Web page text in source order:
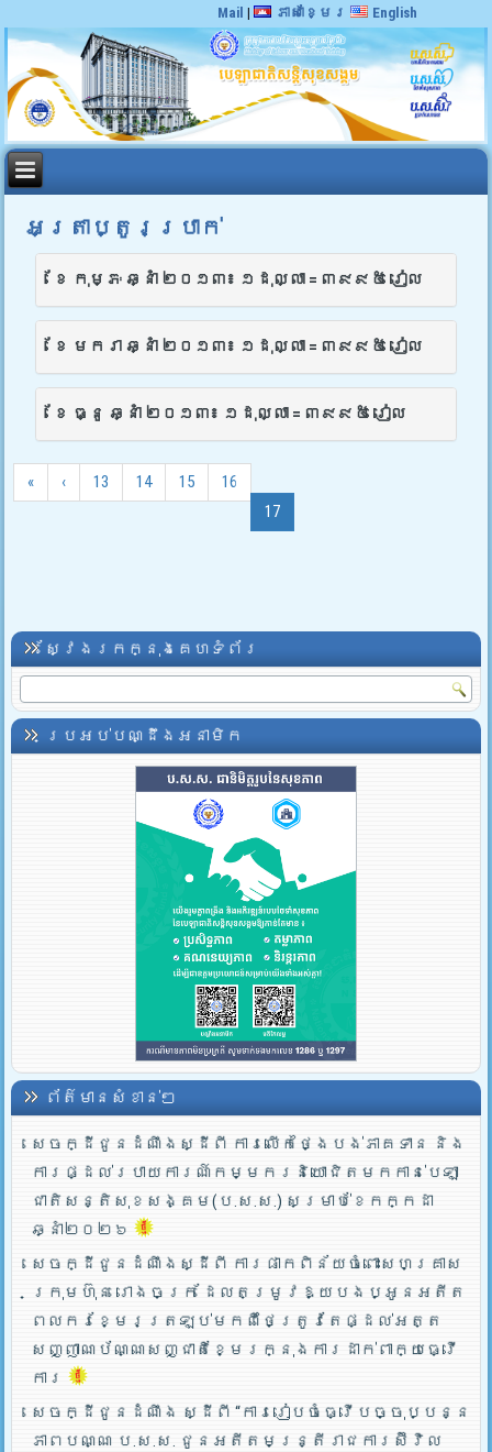
Mail | ភាសាខ្មែរ English
អត្រាប្តូរប្រាក់
ខែ កុម្ភៈ ឆ្នាំ ២០១៣៖ ១ដុល្លា = ៣៩៩៥ រៀល
ខែ មករា ឆ្នាំ ២០១៣៖ ១ដុល្លា = ៣៩៩៥ រៀល
ខែ ធ្នូ ឆ្នាំ ២០១៣៖ ១ដុល្លា = ៣៩៩៥ រៀល
« ‹ 13 14 15
16
17
ស្វែងរកក្នុងគេហទំព័រ
ប្រអប់បណ្ដឹងអនាមិក
ព័ត៌មានសំខាន់ៗ
សេចក្ដីជូនដំណឹងស្ដីពី ការលើកថ្ងៃបង់ភាគទាន និង
ការផ្ដល់របាយការណ៍កម្មករនិយោជិតមកកាន់បេឡា
ជាតិសន្តិសុខសង្គម(ប.ស.ស.) សម្រាប់ខែកក្កដា
ឆ្នាំ២០២៦
សេចក្ដីជូនដំណឹងស្ដីពី ការផាកពិន័យចំពោះសហគ្រាស
ក្រុមហ៊ុន រោងចក្រ ដែលតម្រូវឱ្យបងប្អូនអតីត
ពលករខ្មែរត្រឡប់មកពីថៃត្រូវតែផ្ដល់អត្ត
សញ្ញាណប័ណ្ណសញ្ជាតិខ្មែរក្នុងការដាក់ពាក្យធ្វើ
ការ
សេចក្ដីជូនដំណឹង ស្ដីពី “ការរៀបចំធ្វើបច្ចុប្បន្ន
ភាពបណ្ណ ប.ស.ស. ជូនអតីតមន្ត្រីរាជការស៊ីវិល